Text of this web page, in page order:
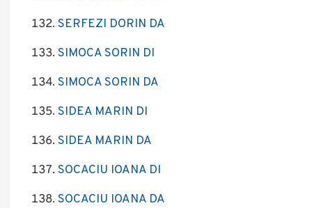
SERFEZI DORIN DA
SIMOCA SORIN DI
SIMOCA SORIN DA
SIDEA MARIN DI
SIDEA MARIN DA
SOCACIU IOANA DI
SOCACIU IOANA DA